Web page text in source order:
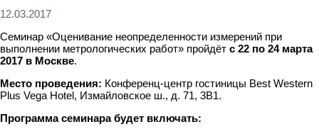
12.03.2017
Семинар «Оценивание неопределенности измерений при
выполнении метрологических работ» пройдёт с 22 по 24 марта
2017 в Москве.
Место проведения: Конференц-центр гостиницы Best Western
Plus Vega Hotel, Измайловское ш., д. 71, 3В1.
Программа семинара будет включать: